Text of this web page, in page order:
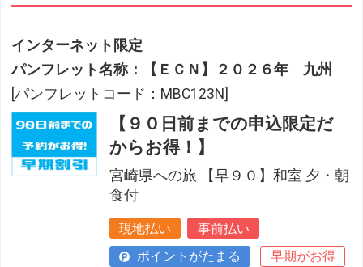
インターネット限定
パンフレット名称：【ＥＣＮ】２０２６年 九州
[パンフレットコード：MBC123N]
【９０日前までの申込限定だ
からお得！】
宮崎県への旅 【早９０】和室 夕・朝
食付
現地払い
事前払い
ポイントがたまる
早期がお得